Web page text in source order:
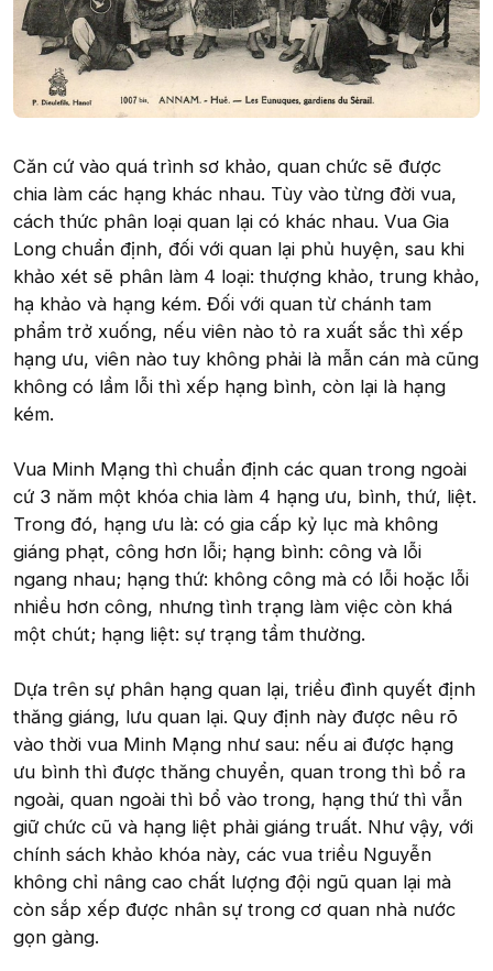
Căn cứ vào quá trình sơ khảo, quan chức sẽ được
chia làm các hạng khác nhau. Tùy vào từng đời vua,
cách thức phân loại quan lại có khác nhau. Vua Gia
Long chuẩn định, đối với quan lại phủ huyện, sau khi
khảo xét sẽ phân làm 4 loại: thượng khảo, trung khảo,
hạ khảo và hạng kém. Đối với quan từ chánh tam
phẩm trở xuống, nếu viên nào tỏ ra xuất sắc thì xếp
hạng ưu, viên nào tuy không phải là mẫn cán mà cũng
không có lầm lỗi thì xếp hạng bình, còn lại là hạng
kém.
Vua Minh Mạng thì chuẩn định các quan trong ngoài
cứ 3 năm một khóa chia làm 4 hạng ưu, bình, thứ, liệt.
Trong đó, hạng ưu là: có gia cấp kỷ lục mà không
giáng phạt, công hơn lỗi; hạng bình: công và lỗi
ngang nhau; hạng thứ: không công mà có lỗi hoặc lỗi
nhiều hơn công, nhưng tình trạng làm việc còn khá
một chút; hạng liệt: sự trạng tầm thường.
Dựa trên sự phân hạng quan lại, triều đình quyết định
thăng giáng, lưu quan lại. Quy định này được nêu rõ
vào thời vua Minh Mạng như sau: nếu ai được hạng
ưu bình thì được thăng chuyển, quan trong thì bổ ra
ngoài, quan ngoài thì bổ vào trong, hạng thứ thì vẫn
giữ chức cũ và hạng liệt phải giáng truất. Như vậy, với
chính sách khảo khóa này, các vua triều Nguyễn
không chỉ nâng cao chất lượng đội ngũ quan lại mà
còn sắp xếp được nhân sự trong cơ quan nhà nước
gọn gàng.